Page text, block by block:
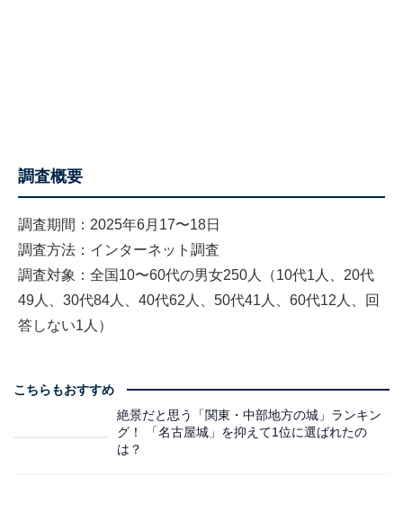
調査概要
調査期間：2025年6月17〜18日
調査方法：インターネット調査
調査対象：全国10〜60代の男女250人（10代1人、20代
49人、30代84人、40代62人、50代41人、60代12人、回
答しない1人）
こちらもおすすめ
絶景だと思う「関東・中部地方の城」ランキン
グ！ 「名古屋城」を抑えて1位に選ばれたの
は？